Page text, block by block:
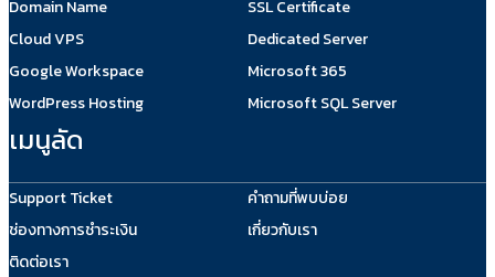
Domain Name
Cloud VPS
Google Workspace
WordPress Hosting
SSL Certificate
Dedicated Server
Microsoft 365
Microsoft SQL Server
เมนูลัด
Support Ticket
ช่องทางการชำระเงิน
ติดต่อเรา
คำถามที่พบบ่อย
เกี่ยวกับเรา